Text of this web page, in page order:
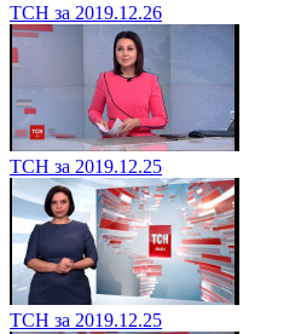
ТСН за 2019.12.26
ТСН за 2019.12.25
ТСН за 2019.12.25